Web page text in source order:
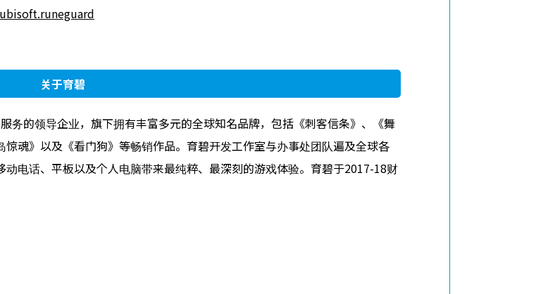
关于育碧
务的领导企业，旗下拥有丰富多元的全球知名品牌，包括《刺客信条》、《舞
魂》以及《看门狗》等畅销作品。育碧开发工作室与办事处团队遍及全球各
电话、平板以及个人电脑带来最纯粹、最深刻的游戏体验。育碧于2017-18财